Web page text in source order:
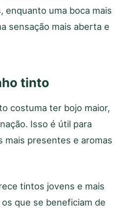
enquanto uma boca mais
sensação mais aberta e
tinto
costuma ter bojo maior,
Isso é útil para
mais presentes e aromas
tintos jovens e mais
que se beneficiam de